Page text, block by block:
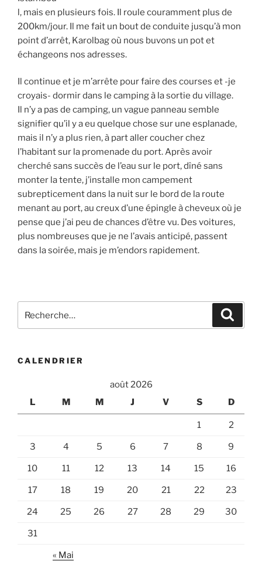
l, mais en plusieurs fois. Il roule couramment plus de
200km/jour. Il me fait un bout de conduite jusqu’à mon
point d’arrêt, Karolbag où nous buvons un pot et
échangeons nos adresses.
Il continue et je m’arrête pour faire des courses et -je
croyais- dormir dans le camping à la sortie du village.
Il n’y a pas de camping, un vague panneau semble
signifier qu’il y a eu quelque chose sur une esplanade,
mais il n’y a plus rien, à part aller coucher chez
l’habitant sur la promenade du port. Après avoir
cherché sans succès de l’eau sur le port, dîné sans
monter la tente, j’installe mon campement
subrepticement dans la nuit sur le bord de la route
menant au port, au creux d’une épingle à cheveux où je
pense que j’ai peu de chances d’être vu. Des voitures,
plus nombreuses que je ne l’avais anticipé, passent
dans la soirée, mais je m’endors rapidement.
pour
CALENDRIER
août 2026
L
M M J V S D
1 2
3 4 5 6 7 8 9
10 11 12 13 14 15 16
17 18 19 20 21 22 23
24 25 26 27 28 29 30
31
« Mai